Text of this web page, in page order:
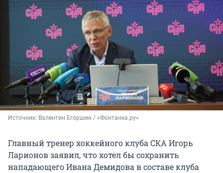
Источник: Валентин Егоршин / «Фонтанка.ру»
Главный тренер хоккейного клуба СКА Игорь
Ларионов заявил, что хотел бы сохранить
нападающего Ивана Демидова в составе клуба